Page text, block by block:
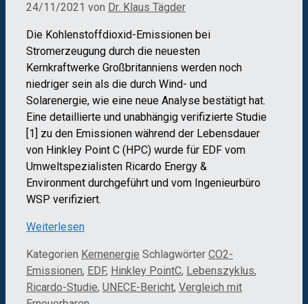
24/11/2021 von Dr. Klaus Tägder
Die Kohlenstoffdioxid-Emissionen bei
Stromerzeugung durch die neuesten
Kernkraftwerke Großbritanniens werden noch
niedriger sein als die durch Wind- und
Solarenergie, wie eine neue Analyse bestätigt hat.
Eine detaillierte und unabhängig verifizierte Studie
[1] zu den Emissionen während der Lebensdauer
von Hinkley Point C (HPC) wurde für EDF vom
Umweltspezialisten Ricardo Energy &
Environment durchgeführt und vom Ingenieurbüro
WSP verifiziert.
Weiterlesen
Kategorien Kernenergie Schlagwörter CO2-
Emissionen, EDF, Hinkley PointC, Lebenszyklus,
Ricardo-Studie, UNECE-Bericht, Vergleich mit